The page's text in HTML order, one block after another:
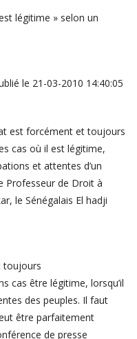
légitime » selon un
le 21-03-2010 14:40:05
est forcément et toujours
cas où il est légitime,
et attentes d’un
Professeur de Droit à
le Sénégalais El hadji
toujours
cas être légitime, lorsqu’il
des peuples. Il faut
être parfaitement
de presse